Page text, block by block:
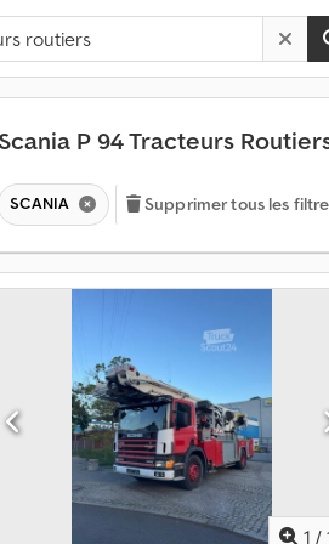
Scania P 94 Tracteurs
SCANIA Supprimer tous les
1 /